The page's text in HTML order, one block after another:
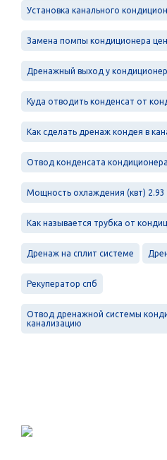
Установка канального
Замена помпы кондиционера
Дренажный выход у
Куда отводить конденсат от
Как сделать дренаж кондея в
Отвод конденсата кондиционера
Мощность охлаждения (квт) 2.93
Как называется трубка от
Дренаж на сплит системе
Рекуператор спб
Отвод дренажной системы
канализацию